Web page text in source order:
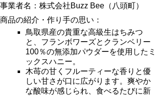
事業者名：株式会社Buzz Bee（八頭町）
商品の紹介・作り手の思い：
鳥取県産の貴重な高級生はちみつ
と、フランボワーズとクランベリー
100％の無添加パウダーを使用したミ
ックスハニー。
木苺の甘くフルーティーな香りと優
しい甘さが口に広がります。爽やか
な酸味が感じられ、食べるたびに新